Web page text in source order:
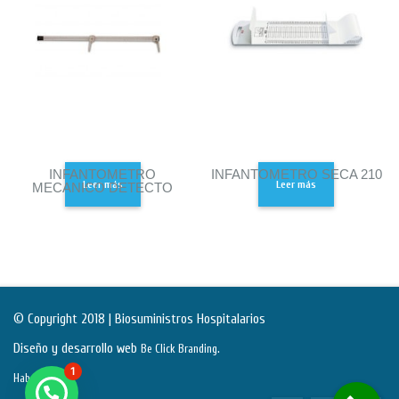
INFANTOMETRO
MECANICO DETECTO
Leer más
INFANTOMETRO SECA 210
Leer más
© Copyright 2018 | Biosuministros Hospitalarios
Diseño y desarrollo web Be Click Branding.
Habeas Data
1